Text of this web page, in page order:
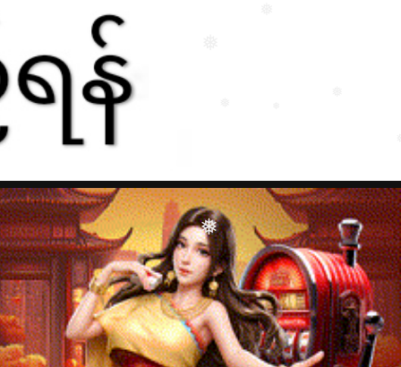
❅
❅
❅
❅